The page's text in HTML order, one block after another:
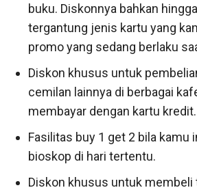
buku. Diskonnya bahkan
tergantung jenis kartu yang
promo yang sedang berlaku
Diskon khusus untuk
cemilan lainnya di berbagai
membayar dengan kartu kredit.
Fasilitas buy 1 get 2 bila kamu
bioskop di hari tertentu.
Diskon khusus untuk